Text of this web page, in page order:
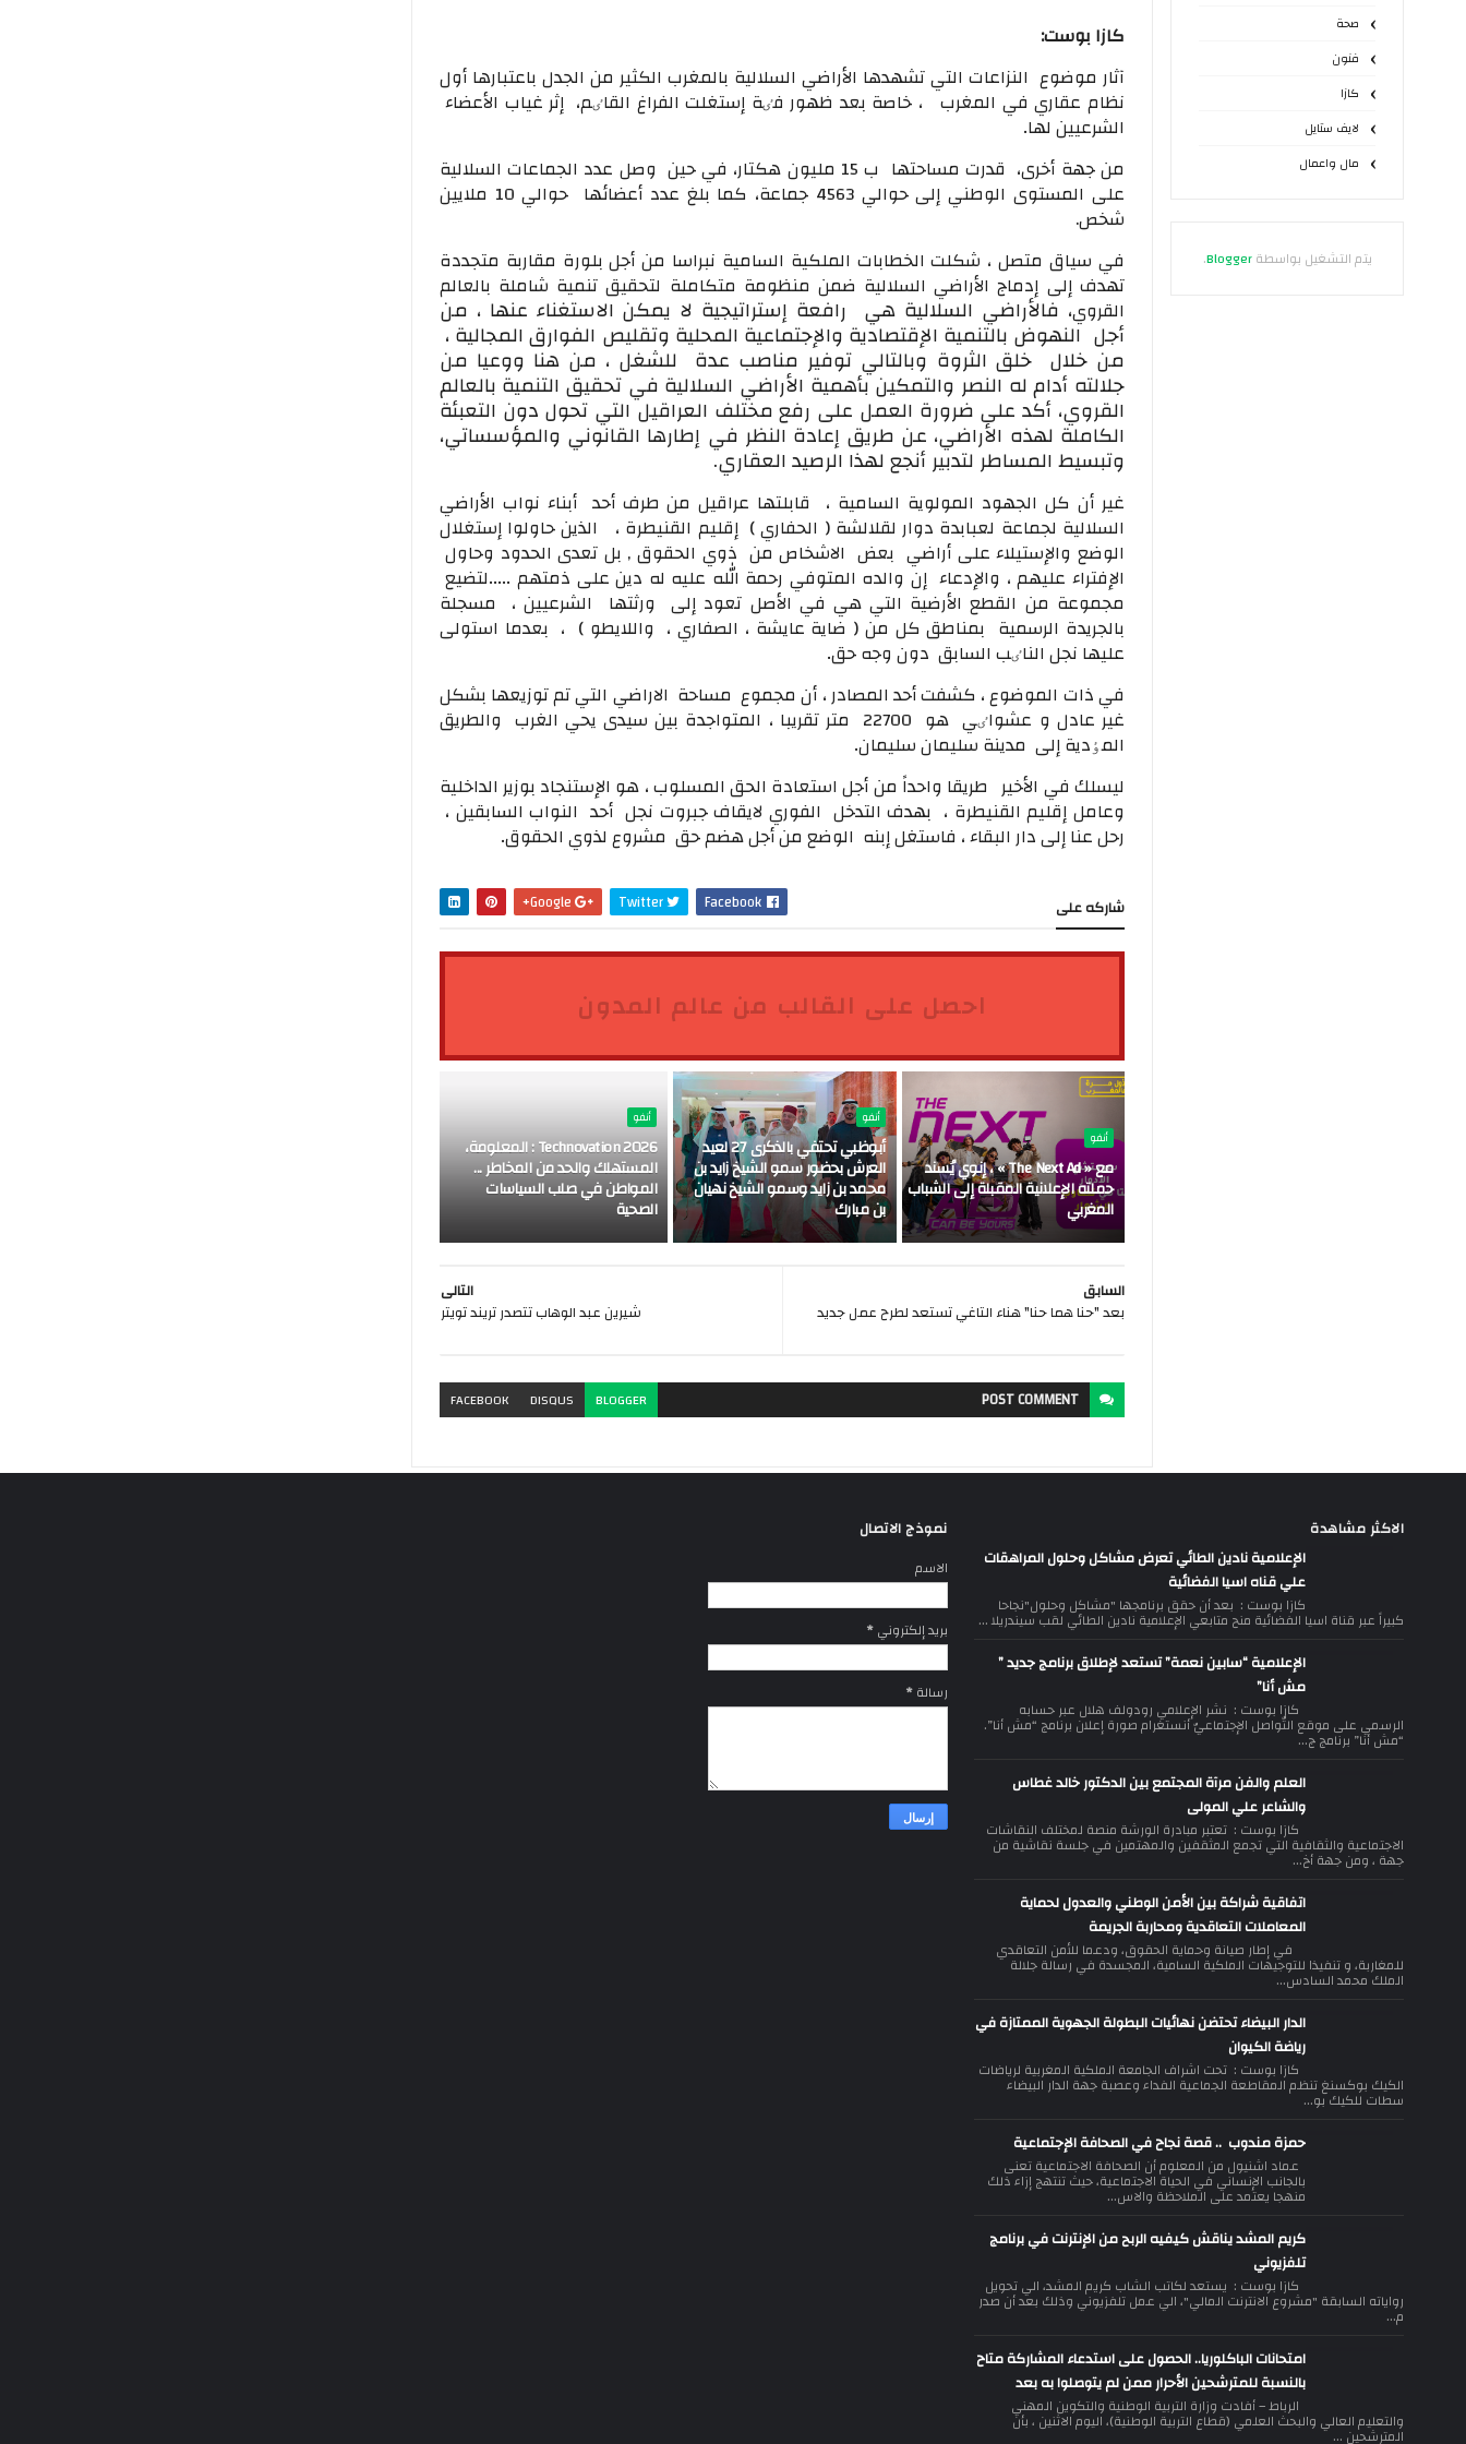
صحة
فنون
كازا
لايف ستايل
مال واعمال
يتم التشغيل بواسطةBlogger
.
كازا بوست:
آثار موضوع النزاعات التي تشهدها الأراضي السلالية بالمغرب الكثير من الجدل باعتبارها أول
نظام عقاري في المغرب ، خاصة بعد ظهور فٸة إستغلت الفراغ القاٸم، إثر غياب الأعضاء
الشرعيين لها۔
من جهة أخری، قدرت مساحتها ب 15 مليون هكتار، في حين وصل عدد الجماعات السلالية
على المستوى الوطني إلى حوالي 4563 جماعة، كما بلغ عدد أعضائها حوالي 10 ملايين
شخص.
في سياق متصل ، شكلت الخطابات الملكية السامية نبراسا من أجل بلورة مقاربة متجددة
تهدف إلی إدماج الأراضي السلالية ضمن منظومة متكاملة لتحقيق تنمية شاملة بالعالم
القروي، فالأراضي السلالية هي رافعة إستراتيجية لا يمكن الاستغناء عنها ، من
أجل النهوض بالتنمية الإقتصادية والإجتماعية المحلية وتقليص الفوارق المجالية ،
من خلال خلق الثروة وبالتالي توفير مناصب عدة للشغل ، من هنا ووعيا من
جلالته أدام له النصر والتمكين بأهمية الأراضي السلالية في تحقيق التنمية بالعالم
القروي، أكد على ضرورة العمل على رفع مختلف العراقيل التي تحول دون التعبئة
الكاملة لهذه الأراضي، عن طريق إعادة النظر في إطارها القانوني والمؤسساتي،
وتبسيط المساطر لتدبير أنجع لهذا الرصيد العقاري.
غير أن كل الجهود المولوية السامية ، قابلتها عراقيل من طرف أحد أبناء نواب الأراضي
السلالية لجماعة لعبابدة دوار لقلالشة ( الحفاري ) إقليم القنيطرة ، الذين حاولوا إستغلال
الوضع والإستيلاء علی أراضي بعض الاشخاص من ذوي الحقوق , بل تعدی الحدود وحاول
الإفتراء عليهم ، والإدعاء إن والده المتوفي رحمة الله عليه له دين علی ذمتهم ۔۔۔۔۔لتضيع
مجموعة من القطع الأرضية التي هي في الأصل تعود إلی ورثتها الشرعيين ، مسجلة
بالجريدة الرسمية بمناطق كل من ( ضاية عايشة ، الصفاري ، واللايطو ) ، بعدما استولی
عليها نجل الناٸب السابق دون وجه حق۔
في ذات الموضوع ، كشفت أحد المصادر ، أن مجموع مساحة الاراضي التي تم توزيعها بشكل
غير عادل و عشواٸي هو 22700 متر تقريبا ، المتواجدة بين سيدى يحي الغرب والطريق
المٶدية إلی مدينة سليمان سليمان۔
ليسلك في الأخير طريقا واحداً من أجل استعادة الحق المسلوب ، هو الإستنجاد بوزير الداخلية
وعامل إقليم القنيطرة ، بهدف التدخل الفوري لايقاف جبروت نجل أحد النواب السابقين ،
رحل عنا إلى دار البقاء ، فاستغل إبنه الوضع من أجل هضم حق مشروع لذوي الحقوق۔
شاركه على Facebook
Twitter
احصل على القالب من عالم المدون
أنفو
مع « The Next Ad » ، إنوي يُسند
حملته الإعلانية المقبلة إلى الشباب
المغربي
أنفو
أبوظبي تحتفي بالذكرى 27 لعيد
العرش بحضور سمو الشيخ زايد بن
محمد بن زايد وسمو الشيخ نهيان
بن مبارك
أنفو
Technovation 2026 : المعلومة،
المستهلك والحد من المخاطر ...
المواطن في صلب السياسات
الصحية
التالى
شيرين عبد الوهاب تتصدر تريند تويتر
السابق
بعد "حنا هما حنا" هناء التاغي تستعد لطرح عمل جديد
POSTCOMMENT
BLOGGER
DISQUS
FACEBOOK
الاكثر مشاهدة
الإعلامية نادين الطائي تعرض مشاكل وحلول المراهقات
علي قناه اسيا الفضائية
كازا بوست : بعد أن حقق برنامجها "مشاكل وحلول"نجاحا
كبيراً عبر قناة اسيا الفضائية منح متابعي الإعلامية نادين الطائي لقب سيندريلا ...
الإعلامية “سابين نعمة” تستعد لإطلاق برنامج جديد ”
مش أنا”
كازا بوست : نشر الإعلامي رودولف هلال عبر حسابه
الرسمي على موقع التّواصل الإجتماعيّ أنستغرام صورة إعلان برنامج “مش أنا”.
“مش أنا” برنامج ج...
العلم والفن مرآة المجتمع بين الدكتور خالد غطاس
والشاعر علي المولى
كازا بوست : تعتبر مبادرة الورشة منصة لمختلف النقاشات
الاجتماعية والثقافية التي تجمع المثقفين والمهتمين في جلسة نقاشية من
جهة ، ومن جهة أخ...
اتفاقية شراكة بين الأمن الوطني والعدول لحماية
المعاملات التعاقدية ومحاربة الجريمة
في إطار صيانة وحماية الحقوق، ودعما للأمن التعاقدي
للمغاربة، و تنفيذا للتوجيهات الملكية السامية، المجسدة في رسالة جلالة
الملك محمد السادس...
الدار البيضاء تحتضن نهائيات البطولة الجهوية الممتازة في
رياضة الكيوان
كازا بوست : تحت اشراف الجامعة الملكية المغربية لرياضات
الكيك بوكسنغ تنظم المقاطعة الجماعية الفداء وعصبة جهة الدار البيضاء
سطات للكيك بو...
حمزة مندوب .. قصة نجاح في الصحافة الإجتماعية
عماد اشنيول من المعلوم أن الصحافة الاجتماعية تعنى
بالجانب الإنساني في الحياة الاجتماعية، حيث تنتهج إزاء ذلك
منهجا يعتمد على الملاحظة والاس...
كريم المشد يناقش كيفيه الربح من الإنترنت في برنامج
تلفزيوني
كازا بوست : يستعد لكاتب الشاب كريم المشد، الي تحويل
رواياته السابقة "مشروع الانترنت المالي"، الي عمل تلفزيوني وذلك بعد أن صدر
م...
امتحانات الباكلوريا.. الحصول على استدعاء المشاركة متاح
بالنسبة للمترشحين الأحرار ممن لم يتوصلوا به بعد
الرباط – أفادت وزارة التربية الوطنية والتكوين المهني
والتعليم العالي والبحث العلمي (قطاع التربية الوطنية)، اليوم الاثنين ، بأن
المترشحين ...
نموذج الاتصال
الاسم
بريد إلكتروني*
رسالة*